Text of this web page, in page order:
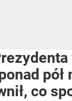
pół
co